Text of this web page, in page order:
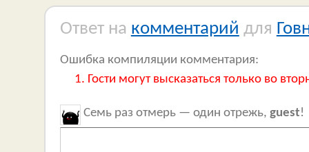
Ответ на комментарий для
Ошибка компиляции комментария:
Гости могут высказаться только во
Семь раз отмерь — один отрежь, guest!